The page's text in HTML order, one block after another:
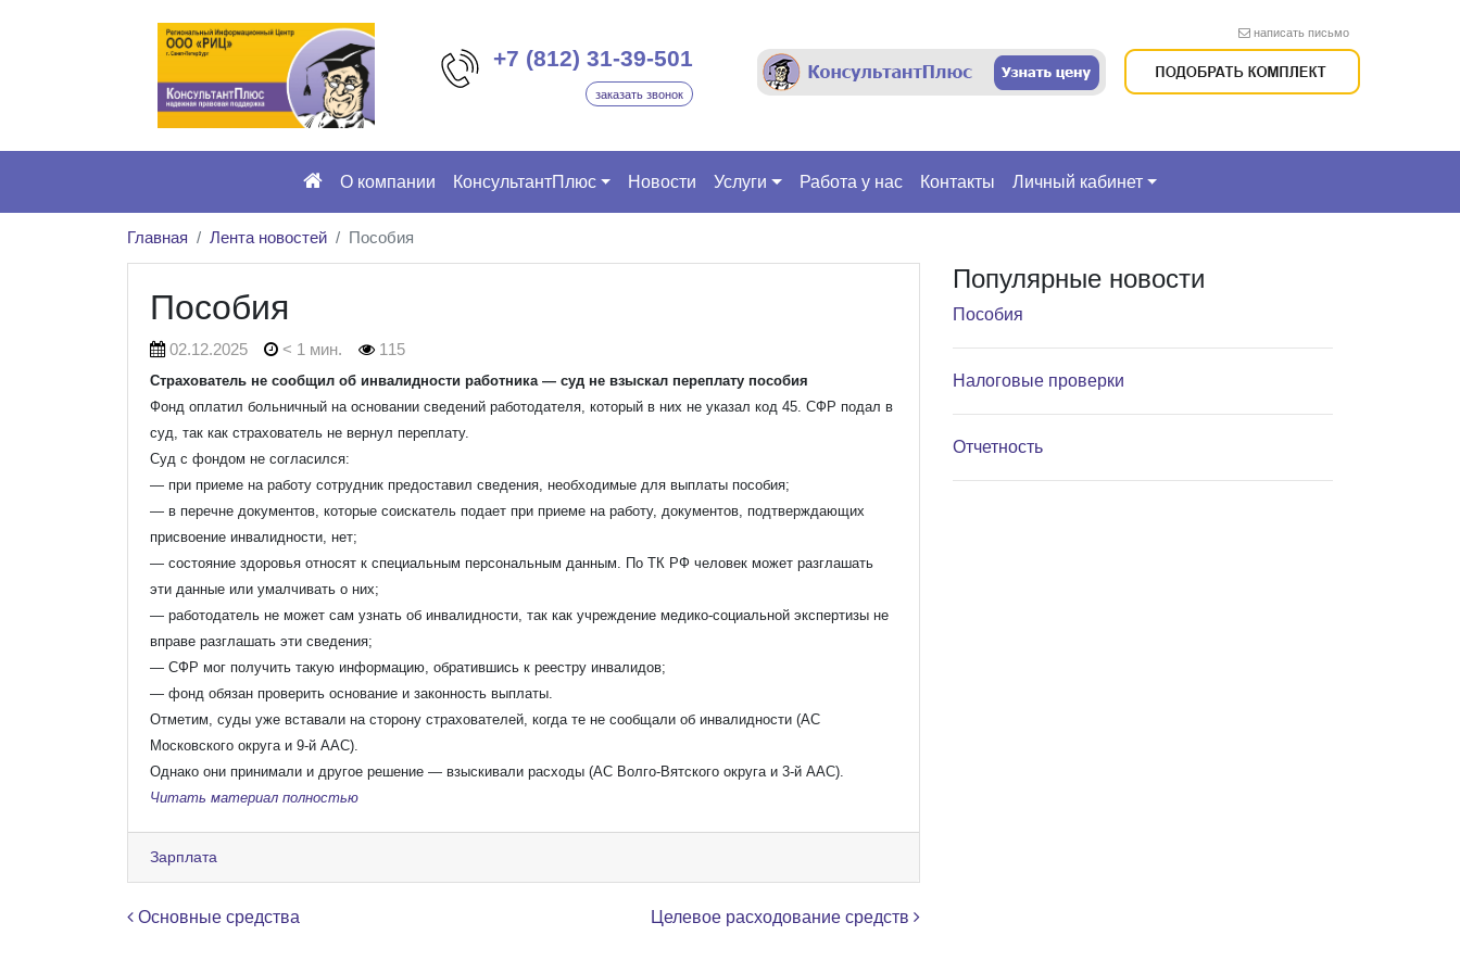
+7 (812) 31-39-501
заказать звонок
написать письмо
О компании КонсультантПлюс Новости Услуги Работа у нас Контакты Личный кабинет
Главная Лента новостей Пособия
Пособия
02.12.2025 < 1 мин. 115
Страхователь не сообщил об инвалидности работника — суд не взыскал переплату пособия
Фонд оплатил больничный на основании сведений работодателя, который в них не указал код 45. СФР подал в
суд, так как страхователь не вернул переплату.
Суд с фондом не согласился:
— при приеме на работу сотрудник предоставил сведения, необходимые для выплаты пособия;
— в перечне документов, которые соискатель подает при приеме на работу, документов, подтверждающих
присвоение инвалидности, нет;
— состояние здоровья относят к специальным персональным данным. По ТК РФ человек может разглашать
эти данные или умалчивать о них;
— работодатель не может сам узнать об инвалидности, так как учреждение медико-социальной экспертизы не
вправе разглашать эти сведения;
— СФР мог получить такую информацию, обратившись к реестру инвалидов;
— фонд обязан проверить основание и законность выплаты.
Отметим, суды уже вставали на сторону страхователей, когда те не сообщали об инвалидности (АС
Московского округа и 9-й ААС).
Однако они принимали и другое решение — взыскивали расходы (АС Волго-Вятского округа и 3-й ААС).
Читать материал полностью
Зарплата
Навигация по записям
Основные средства Целевое расходование средств
Популярные новости
Пособия
Налоговые проверки
Отчетность